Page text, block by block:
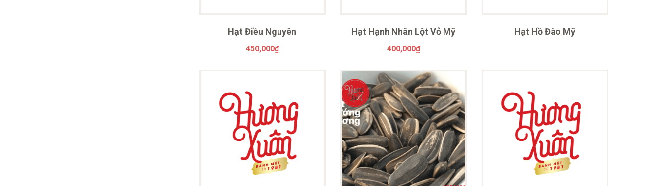
Hạt Điều Nguyên
450,000₫
Hạt Hạnh Nhân Lột Vỏ Mỹ
400,000₫
Hạt Hồ Đào Mỹ